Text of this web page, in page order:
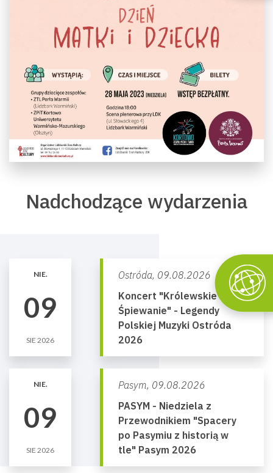
Nadchodzące wydarzenia
NIE.
09
SIE 2026
Ostróda, 09.08.2026
Koncert "Królewskie
Śpiewanie" - Legendy
Polskiej Muzyki Ostróda
2026
NIE.
09
SIE 2026
Pasym, 09.08.2026
PASYM - Niedziela z
Przewodnikiem "Spacery
po Pasymiu z historią w
tle" Pasym 2026